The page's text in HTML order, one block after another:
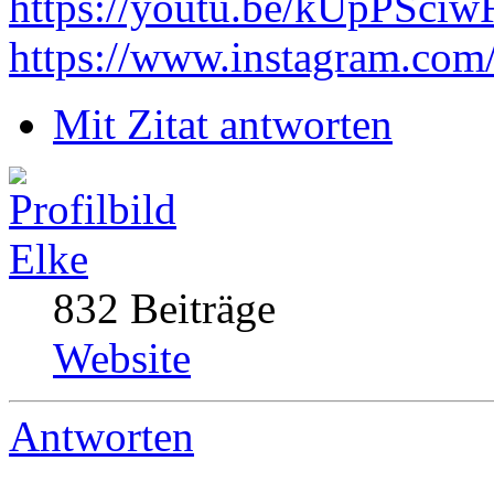
https://
Mit Zitat antworten
Elke
832 Beiträge
Website
Antworten